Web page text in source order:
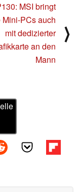
MSI bringt
Mini-PCs auch
mit dedizierter
an den
Mann
⟩